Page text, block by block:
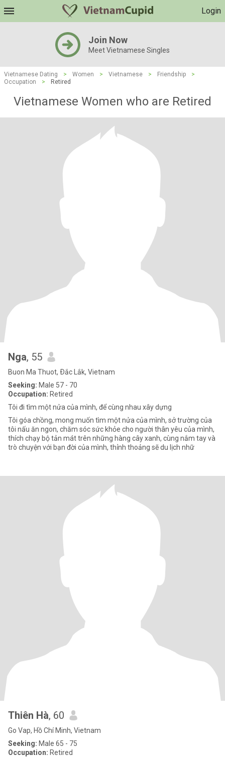
Login
Join Now
Meet Vietnamese Singles
Vietnamese Dating > Women > Vietnamese > Friendship
>
Occupation
> Retired
Vietnamese Women who are Retired
Nga, 55
Buon Ma Thuot, Ðắc Lắk, Vietnam
Seeking: Male 57 - 70
Occupation: Retired
Tôi đi tìm một nửa của mình, để cùng nhau xây dựng
Tôi góa chồng, mong muốn tìm một nửa của mình, sở trường của
tôi nấu ăn ngon, chăm sóc sức khỏe cho người thân yêu của mình,
thích chạy bộ tản mát trên những hàng cây xanh, cùng nắm tay và
trò chuyện với bạn đời của mình, thỉnh thoảng sẽ du lịch nhữ
Thiên Hà, 60
Go Vap, Hồ Chí Minh, Vietnam
Seeking: Male 65 - 75
Occupation: Retired